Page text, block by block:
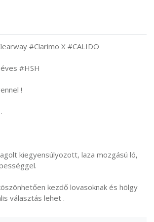
#Clarimo X #CALIDO
#HSH
!
kiegyensúlyozott, laza mozgású ló,
kezdő lovasoknak és hölgy
választás lehet .